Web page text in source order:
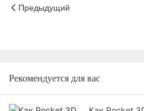
T25/35/60/80/100/200
Предыдущий
Рекомендуется для вас